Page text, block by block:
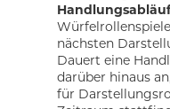
nächsten
Dauert eine
darüber hinaus
für